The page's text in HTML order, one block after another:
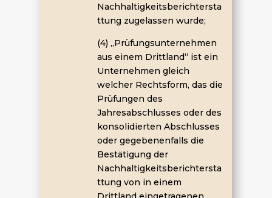
Nachhaltigkeitsberichtersta
ttung zugelassen wurde;
(4) „Prüfungsunternehmen
aus einem Drittland“ ist ein
Unternehmen gleich
welcher Rechtsform, das die
Prüfungen des
Jahresabschlusses oder des
konsolidierten Abschlusses
oder gegebenenfalls die
Bestätigung der
Nachhaltigkeitsberichtersta
ttung von in einem